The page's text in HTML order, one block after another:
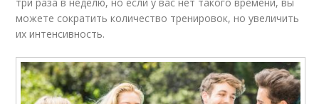
можете сократить количество тренировок, но увеличить
их интенсивность.